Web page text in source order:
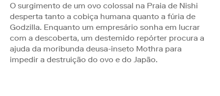
O surgimento de um ovo colossal na Praia de Nishi
desperta tanto a cobiça humana quanto a fúria de
Godzilla. Enquanto um empresário sonha em lucrar
com a descoberta, um destemido repórter procura a
ajuda da moribunda deusa-inseto Mothra para
impedir a destruição do ovo e do Japão.